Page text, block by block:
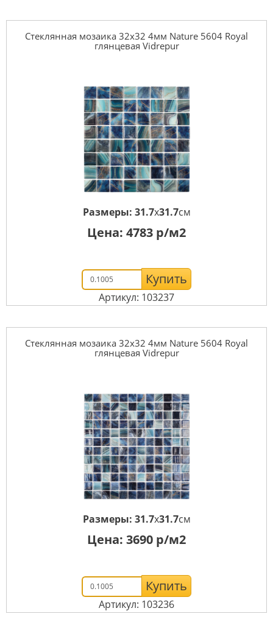
Стеклянная мозаика 32x32 4мм Nature 5604 Royal
глянцевая Vidrepur
Размеры: 31.7x31.7см
Цена: 4783 р/м2
Купить
Артикул: 103237
Стеклянная мозаика 32x32 4мм Nature 5604 Royal
глянцевая Vidrepur
Размеры: 31.7x31.7см
Цена: 3690 р/м2
Купить
Артикул: 103236